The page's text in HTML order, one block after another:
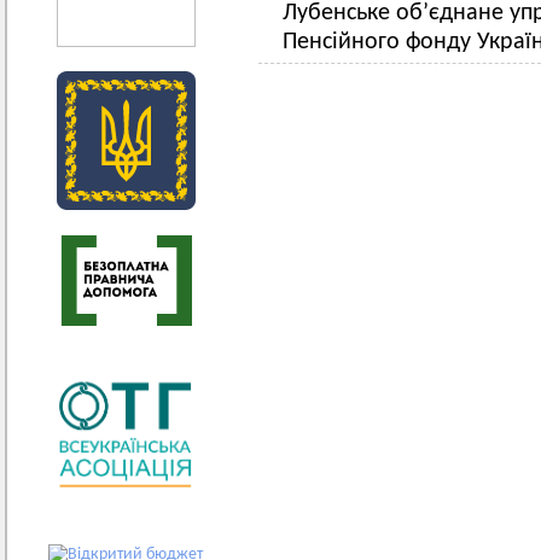
Лубенське об’єднане
Пенсійного фонду